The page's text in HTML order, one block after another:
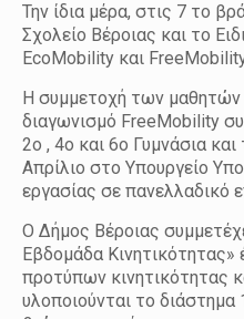
Την ίδια μέρα, στις 7 το
Σχολείο Βέροιας και το
EcoMobility και
Η συμμετοχή των μαθητών
διαγωνισμό FreeMobility
2ο , 4ο και 6ο Γυμνάσια
Απρίλιο στο Υπουργείο
εργασίας σε πανελλαδικό
Ο Δήμος Βέροιας
Εβδομάδα
προτύπων κινητικότητας
υλοποιούνται το